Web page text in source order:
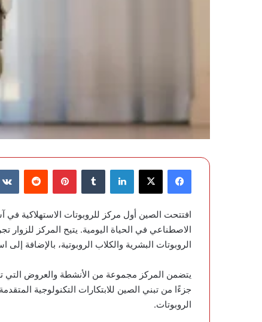
فيسبوك لينكدإن بينتيريست
افتتحت الصين أول مركز للروبوتات الاستهلاكية في
الاصطناعي في الحياة اليومية. يتيح المركز
الروبوتات البشرية والكلاب الروبوتية، بالإضافة
يتضمن المركز مجموعة من الأنشطة والعروض التي
جزءًا من تبني الصين للابتكارات التكنولوجية
الروبوتات.